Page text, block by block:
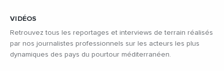
VIDÉOS
Retrouvez tous les reportages et interviews de terrain réalisés
par nos journalistes professionnels sur les acteurs les plus
dynamiques des pays du pourtour méditerranéen.